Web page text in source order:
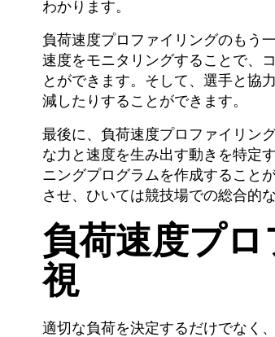
わかります。
負荷速度プロファイリングのもう
速度をモニタリングすることで、
とができます。そして、選手と協
減したりすることができます。
最後に、負荷速度プロファイリン
な力と速度を生み出す動きを特定
ニングプログラムを作成すること
させ、ひいては競技場での総合的
負荷速度プ
視
適切な負荷を決定するだけでなく